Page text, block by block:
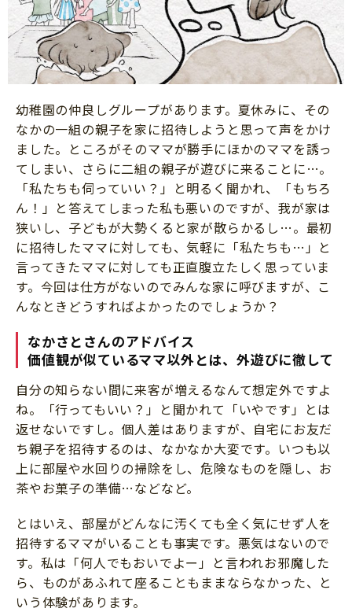
幼稚園の仲良しグループがあります。夏休みに、その
なかの一組の親子を家に招待しようと思って声をかけ
ました。ところがそのママが勝手にほかのママを誘っ
てしまい、さらに二組の親子が遊びに来ることに…。
「私たちも伺っていい？」と明るく聞かれ、「もちろ
ん！」と答えてしまった私も悪いのですが、我が家は
狭いし、子どもが大勢くると家が散らかるし…。最初
に招待したママに対しても、気軽に「私たちも…」と
言ってきたママに対しても正直腹立たしく思っていま
す。今回は仕方がないのでみんな家に呼びますが、こ
んなときどうすればよかったのでしょうか？
なかさとさんのアドバイス
価値観が似ているママ以外とは、外遊びに徹して
自分の知らない間に来客が増えるなんて想定外ですよ
ね。「行ってもいい？」と聞かれて「いやです」とは
返せないですし。個人差はありますが、自宅にお友だ
ち親子を招待するのは、なかなか大変です。いつも以
上に部屋や水回りの掃除をし、危険なものを隠し、お
茶やお菓子の準備…などなど。
とはいえ、部屋がどんなに汚くても全く気にせず人を
招待するママがいることも事実です。悪気はないので
す。私は「何人でもおいでよー」と言われお邪魔した
ら、ものがあふれて座ることもままならなかった、と
いう体験があります。